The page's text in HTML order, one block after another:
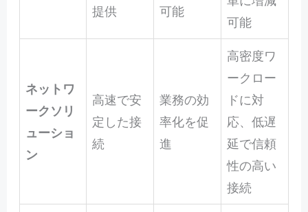
提供
可能
可能
ネットワ
ークソリ
ューショ
ン
高速で安
定した接
続
業務の効
率化を促
進
高密度ワ
ークロー
ドに対
応、低遅
延で信頼
性の高い
接続